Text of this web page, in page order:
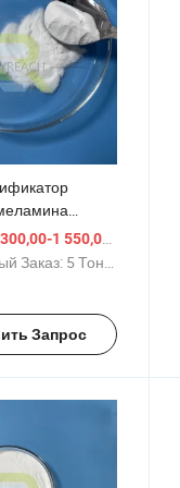
для стяжки
1 550,00 $
Заказ: 5 Тонны
Запрос